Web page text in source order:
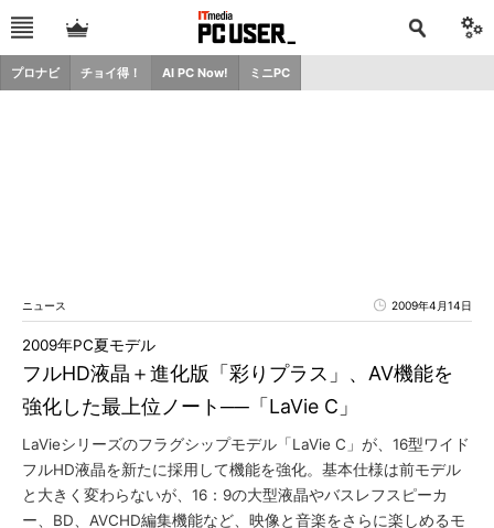
プロナビ チョイ得！ AI PC Now! ミニPC
ニュース 2009年4月14日
フルHD液晶＋進化版「彩りプラス」、AV機能を
強化した最上位ノート──「LaVie C」
2009年PC夏モデル
LaVieシリーズのフラグシップモデル「LaVie C」が、16型ワイド
フルHD液晶を新たに採用して機能を強化。基本仕様は前モデル
と大きく変わらないが、16：9の大型液晶やバスレフスピーカ
ー、BD、AVCHD編集機能など、映像と音楽をさらに楽しめるモ